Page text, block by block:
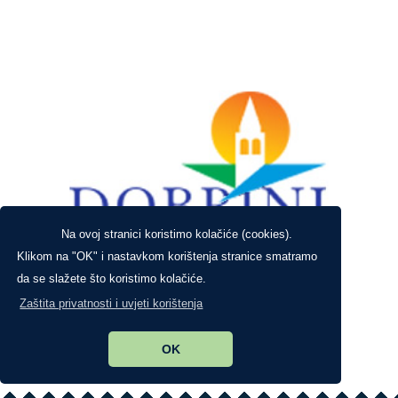
Na ovoj stranici koristimo kolačiće (cookies).
Klikom na "OK" i nastavkom korištenja stranice smatramo
da se slažete što koristimo kolačiće.
Zaštita privatnosti i uvjeti korištenja
OK